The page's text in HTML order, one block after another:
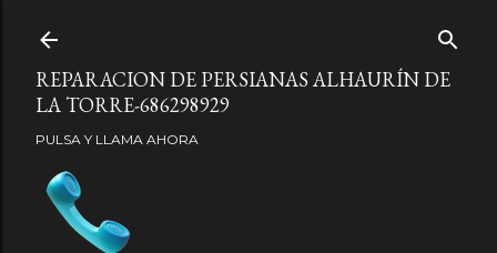
REPARACION DE PERSIANAS ALHAURÍN DE
LA TORRE-686298929
PULSA Y LLAMA AHORA